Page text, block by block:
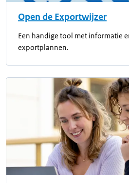
Open de Exportwijzer
Een handige tool met informatie
exportplannen.